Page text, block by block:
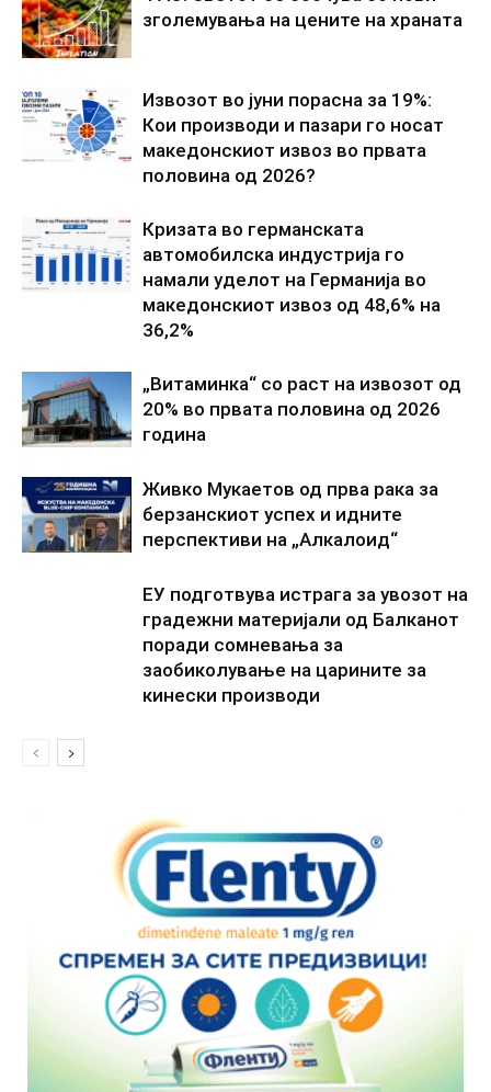
зголемувања на цените на храната
Извозот во јуни порасна за 19%:
Кои производи и пазари го носат
македонскиот извоз во првата
половина од 2026?
Кризата во германската
автомобилска индустрија го
намали уделот на Германија во
македонскиот извоз од 48,6% на
36,2%
„Витаминка“ со раст на извозот од
20% во првата половина од 2026
година
Живко Мукаетов од прва рака за
берзанскиот успех и идните
перспективи на „Алкалоид“
ЕУ подготвува истрага за увозот на
градежни материјали од Балканот
поради сомневања за
заобиколување на царините за
кинески производи